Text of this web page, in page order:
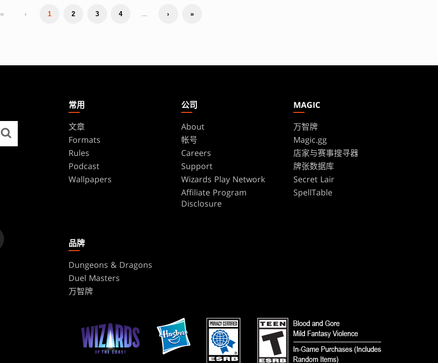
« ‹ 1 2 3 4 … › »
常用
文章
Formats
Rules
Podcast
Wallpapers
公司
About
帐号
Careers
Support
Wizards Play Network
Affiliate Program
Disclosure
MAGIC
万智牌
Magic.gg
店家与赛事搜寻器
牌张数据库
Secret Lair
SpellTable
品牌
Dungeons & Dragons
Duel Masters
万智牌